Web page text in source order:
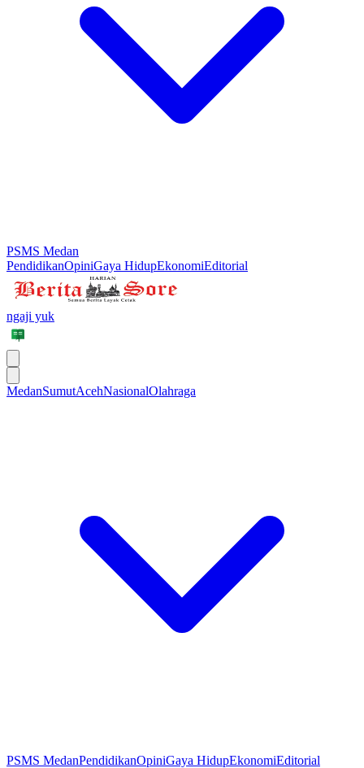
PSMS Medan
PendidikanOpiniGaya HidupEkonomiEditorial
ngaji yuk
MedanSumutAcehNasionalOlahraga
PSMS MedanPendidikanOpiniGaya HidupEkonomiEditorial